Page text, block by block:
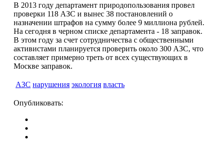
В 2013 году департамент природопользования провел
проверки 118 АЗС и вынес 38 постановлений о
назначении штрафов на сумму более 9 миллиона рублей.
На сегодня в черном списке департамента - 18 заправок.
В этом году за счет сотрудничества с общественными
активистами планируется проверить около 300 АЗС, что
составляет примерно треть от всех существующих в
Москве заправок.
АЗС нарушения экология власть
Опубликовать: